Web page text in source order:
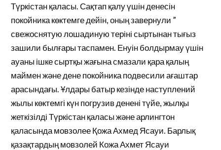
Түркістан қаласы. Сақтап қалу үшін денесін
покойника көктемге дейін, оның завернули ”
свежоснятую лошадиную теріні сыртынан тығыз
зашили былғары таспамен. Енуін болдырмау үшін
ауаны ішке сыртқы жағына смазали қара қалың
маймен және дене покойника подвесили ағаштар
арасындағы. Ұлдары батыр кезінде наступлений
жылы көктемгі күн погрузив денені түйе, жылқы
жеткізілді Түркістан қаласы және арлингтон
қаласында мовзолее Қожа Ахмед Ясауи. Барлық
қазақтардың мовзолей Кожа Ахмет Ясауи